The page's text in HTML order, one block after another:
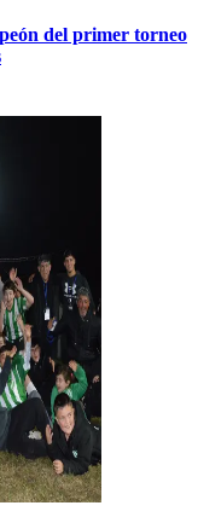
del primer torneo